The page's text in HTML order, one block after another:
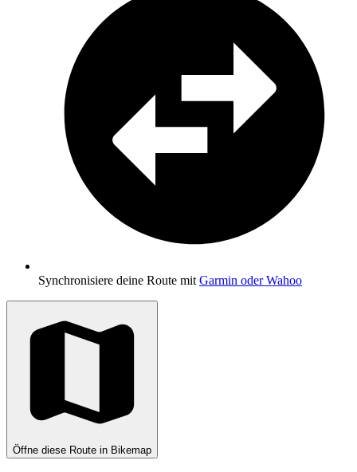
Synchronisiere deine Route mit Garmin oder Wahoo
Öffne diese Route in Bikemap